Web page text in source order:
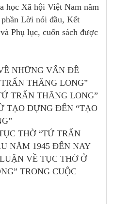
học Xã hội Việt Nam năm
Lời nói đầu, Kết
Phụ lục, cuốn sách được
NHỮNG VẤN ĐỀ
THĂNG LONG”
TRẤN THĂNG LONG”
TẠO DỰNG ĐẾN “TẠO
THỜ “TỨ TRẤN
NĂM 1945 ĐẾN NAY
VỀ TỤC THỜ Ở
TRONG CUỘC